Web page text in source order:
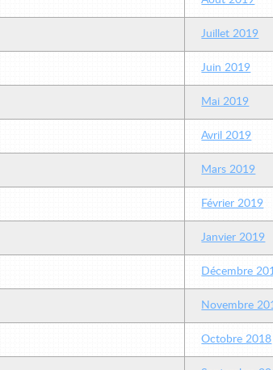
Juillet 2019
Juin 2019
Mai 2019
Avril 2019
Mars 2019
Février 2019
Janvier 2019
Décembre
Novembre
Octobre 2018